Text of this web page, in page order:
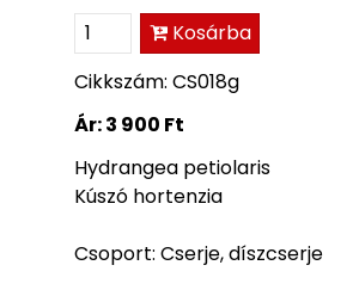
Kosárba
Cikkszám: CS018g
Ár:3 900 Ft
Hydrangea petiolaris
Kúszó hortenzia
Csoport: Cserje, díszcserje